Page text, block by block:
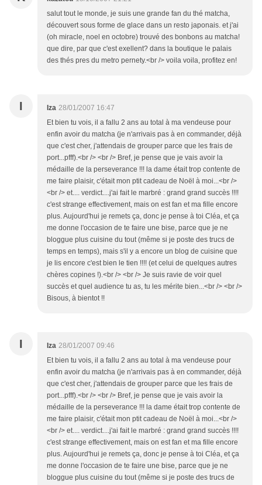
salut tout le monde, je suis une grande fan du thé matcha,
découvert sous forme de glace dans un resto japonais. et j'ai
(oh miracle, noel en octobre) trouvé des bonbons au matcha!
que dire, par que c'est exellent? dans la boutique le palais
des thés pres du metro pernety.<br /> voila voila, profitez en!
I Iza 28/01/2007 16:47
Et bien tu vois, il a fallu 2 ans au total à ma vendeuse pour
enfin avoir du matcha (je n'arrivais pas à en commander, déjà
que c'est cher, j'attendais de grouper parce que les frais de
port...pfff).<br /> <br /> Bref, je pense que je vais avoir la
médaille de la perseverance !!! la dame était trop contente de
me faire plaisir, c'était mon ptit cadeau de Noël à moi...<br />
<br /> et.... verdict....j'ai fait le marbré : grand grand succès !!!!
c'est strange effectivement, mais on est fan et ma fille encore
plus. Aujourd'hui je remets ça, donc je pense à toi Cléa, et ça
me donne l'occasion de te faire une bise, parce que je ne
bloggue plus cuisine du tout (même si je poste des trucs de
temps en temps), mais s'il y a encore un blog de cuisine que
je lis encore c'est bien le tien !!!! (et celui de quelques autres
chères copines !).<br /> <br /> Je suis ravie de voir quel
succès et quel audience tu as, tu les mérite bien...<br /> <br />
Bisous, à bientot !!
I Iza 28/01/2007 09:46
Et bien tu vois, il a fallu 2 ans au total à ma vendeuse pour
enfin avoir du matcha (je n'arrivais pas à en commander, déjà
que c'est cher, j'attendais de grouper parce que les frais de
port...pfff).<br /> <br /> Bref, je pense que je vais avoir la
médaille de la perseverance !!! la dame était trop contente de
me faire plaisir, c'était mon ptit cadeau de Noël à moi...<br />
<br /> et.... verdict....j'ai fait le marbré : grand grand succès !!!!
c'est strange effectivement, mais on est fan et ma fille encore
plus. Aujourd'hui je remets ça, donc je pense à toi Cléa, et ça
me donne l'occasion de te faire une bise, parce que je ne
bloggue plus cuisine du tout (même si je poste des trucs de